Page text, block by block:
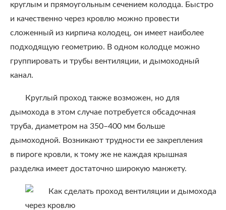
круглым и прямоугольным сечением колодца. Быстро
и качественно через кровлю можно провести
сложенный из кирпича колодец, он имеет наиболее
подходящую геометрию. В одном колодце можно
группировать и трубы вентиляции, и дымоходный
канал.
Круглый проход также возможен, но для
дымохода в этом случае потребуется обсадочная
труба, диаметром на 350–400 мм больше
дымоходной. Возникают трудности ее закрепления
в пироге кровли, к тому же не каждая крышная
разделка имеет достаточно широкую манжету.